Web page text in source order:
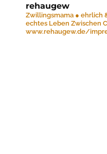
rehaugew
Zwillingsmama ● ehrlich
echtes Leben Zwischen
www.rehaugew.de/